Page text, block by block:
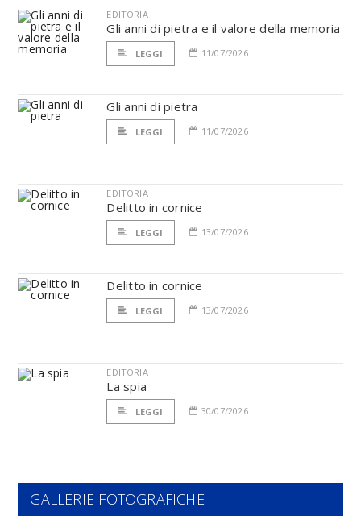
EDITORIA
Gli anni di pietra e il valore della memoria
LEGGI 11/07/2026
Gli anni di pietra
LEGGI 11/07/2026
EDITORIA
Delitto in cornice
LEGGI 13/07/2026
Delitto in cornice
LEGGI 13/07/2026
EDITORIA
La spia
LEGGI 30/07/2026
GALLERIE FOTOGRAFICHE